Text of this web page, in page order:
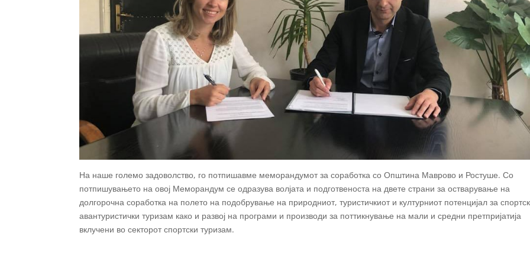
На наше големо задоволство, го потпишавме меморандумот за соработка со Општина Маврово и Ростуше. Со
потпишувањето на овој Меморандум се одразува волјата и подготвеноста на двете страни за остварување на
долгорочна соработка на полето на подобрување на природниот, туристичкиот и културниот потенцијал за
авантуристички туризам како и развој на програми и производи за поттикнување на мали и средни претпријатија
вклучени во секторот спортски туризам.